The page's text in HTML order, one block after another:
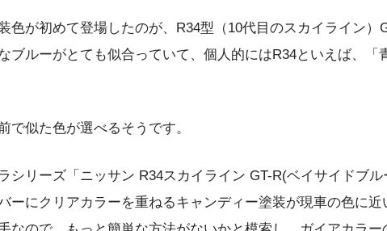
色が初めて登場したのが、R34型（10代目のスカイライン）
ブルーがとても似合っていて、個人的にはR34といえば、「
似た色が選べるそうです。
シリーズ「ニッサン R34スカイライン GT-R(ベイサイドブ
ーにクリアカラーを重ねるキャンディー塗装が現車の色に近